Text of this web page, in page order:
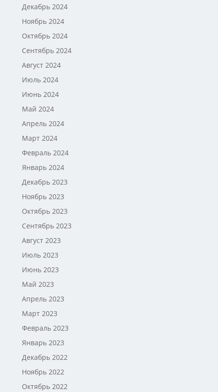
Декабрь 2024
Ноябрь 2024
Октябрь 2024
Сентябрь 2024
Август 2024
Июль 2024
Июнь 2024
Май 2024
Апрель 2024
Март 2024
Февраль 2024
Январь 2024
Декабрь 2023
Ноябрь 2023
Октябрь 2023
Сентябрь 2023
Август 2023
Июль 2023
Июнь 2023
Май 2023
Апрель 2023
Март 2023
Февраль 2023
Январь 2023
Декабрь 2022
Ноябрь 2022
Октябрь 2022